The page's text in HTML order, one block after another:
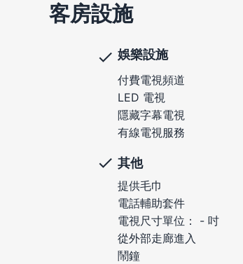
客房設施
娛樂設施
付費電視頻道
LED 電視
隱藏字幕電視
有線電視服務
其他
提供毛巾
電話輔助套件
電視尺寸單位： - 吋
從外部走廊進入
鬧鐘